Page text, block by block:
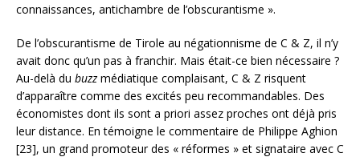
connaissances, antichambre de l’obscurantisme ».
De l’obscurantisme de Tirole au négationnisme de C & Z, il n’y
avait donc qu’un pas à franchir. Mais était-ce bien nécessaire ?
Au-delà du buzz médiatique complaisant, C & Z risquent
d’apparaître comme des excités peu recommandables. Des
économistes dont ils sont a priori assez proches ont déjà pris
leur distance. En témoigne le commentaire de Philippe Aghion
[23], un grand promoteur des « réformes » et signataire avec C